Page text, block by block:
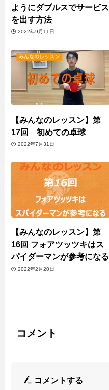
ようにダブルスでサービス
を出す方法
2022年9月11日
【みんなのレッスン】第
17回 初めての卓球
2022年7月31日
【みんなのレッスン】第
16回 フォアツッツキはス
パイダーマンが参考になる
2022年2月20日
コメント
コメントする